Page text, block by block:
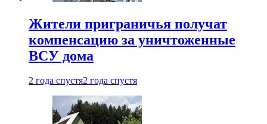
Жители приграничья получат
компенсацию за уничтоженные
ВСУ дома
2 года спустя2 года спустя